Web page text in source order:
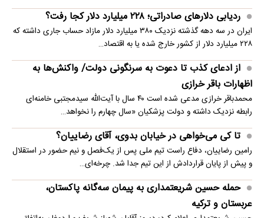
ردیابی دلارهای صادراتی؛ ۲۲۸ میلیارد دلار کجا رفت؟
ایران در سه دهه گذشته نزدیک ۳۸۰ میلیارد دلار مازاد حساب جاری داشته که
۲۲۸ میلیارد دلار از کشور خارج شده یا به اقتصاد…
از ادعای کذب تا دعوت به سرنگونی دولت/ واکنش‌ها به
اظهارات باقر خرازی‌
محمدباقر خرازی مدعی شده است ۴۰ سال با آیت‌الله سیدمجتبی خامنه‌ای
رابطه نزدیک داشته و دولت پزشکیان «سال چهارم را نخواهد…
تا کی می‌خواهی در خیابان بدوی، آقای رضاییان؟
رامین رضاییان، دفاع راست تیم ملی پس از یک‌فصل و نیم حضور در استقلال
و پیش از پایان قراردادش از این تیم جدا شد. چرخه‌ای…
حمله حسین شریعتمداری به پیمان سه‌گانه پاکستان،
عربستان و ترکیه